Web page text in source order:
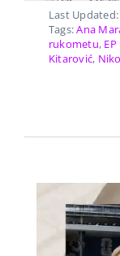
Last
Tags:Ana
rukometu,
Kitarović,